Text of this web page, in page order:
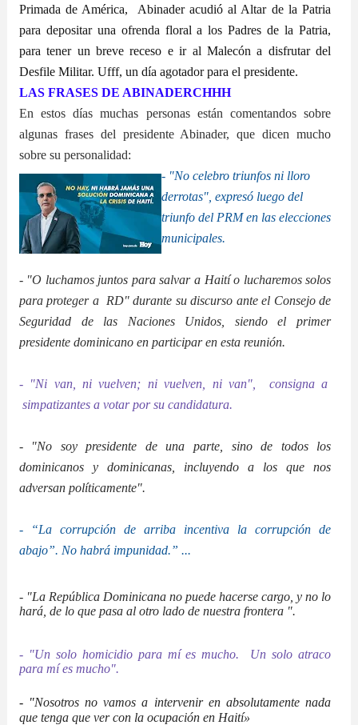
Primada de América, Abinader acudió al Altar de la Patria
para depositar una ofrenda floral a los Padres de la Patria,
para tener un breve receso e ir al Malecón a disfrutar del
Desfile Militar. Ufff, un día agotador para el presidente.
LAS FRASES DE ABINADERCHHH
En estos días muchas personas están comentandos sobre
algunas frases del presidente Abinader, que dicen mucho
sobre su personalidad:
- "No celebro triunfos ni lloro
derrotas", expresó luego del
triunfo del PRM en las elecciones
municipales.
- "O luchamos juntos para salvar a Haití o lucharemos solos
para proteger a RD" durante su discurso ante el Consejo de
Seguridad de las Naciones Unidos, siendo el primer
presidente dominicano en participar en esta reunión.
- "Ni van, ni vuelven; ni vuelven, ni van", consignaa
simpatizantes a votar por su candidatura.
- "No soy presidente de una parte, sino de todos los
dominicanos y dominicanas, incluyendo a los que nos
adversan políticamente".
- “La corrupción de arriba incentiva la corrupción de
abajo”. No habrá impunidad.” ...
- "La República Dominicana no puede hacerse cargo, y no lo
hará, de lo que pasa al otro lado de nuestra frontera ".
- "Un solo homicidio para mí es mucho. Un solo atraco
para mí es mucho".
- "Nosotros no vamos a intervenir en absolutamente nada
que tenga que ver con la ocupación en Haití»